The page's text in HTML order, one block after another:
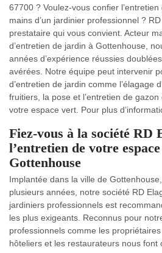
67700 ? Voulez-vous confier
mains d’un jardinier professionnel ?
prestataire qui vous convient. Acteur
d’entretien de jardin à Gottenhouse,
années d’expérience réussies
avérées. Notre équipe peut intervenir
d’entretien de jardin comme l’élagage
fruitiers, la pose et l’entretien de
votre espace vert. Pour plus
Fiez-vous à la société RD
l’entretien de votre
Gottenhouse
Implantée dans la ville de
plusieurs années, notre société RD
jardiniers professionnels est
les plus exigeants. Reconnus pour
professionnels comme les
hôteliers et les restaurateurs nous font